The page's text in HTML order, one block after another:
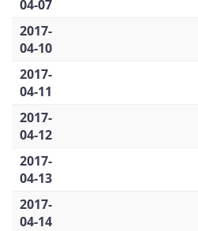
04-07
2017-
04-10
2017-
04-11
2017-
04-12
2017-
04-13
2017-
04-14